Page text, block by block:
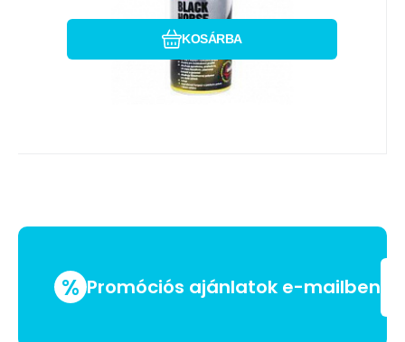
KOSÁRBA
% Promóciós ajánlatok e-mailben